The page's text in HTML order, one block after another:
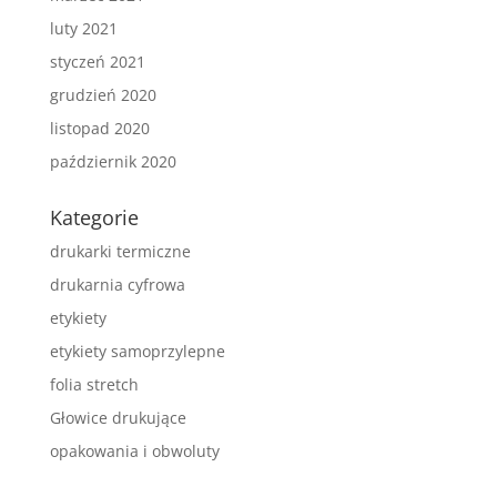
luty 2021
styczeń 2021
grudzień 2020
listopad 2020
październik 2020
Kategorie
drukarki termiczne
drukarnia cyfrowa
etykiety
etykiety samoprzylepne
folia stretch
Głowice drukujące
opakowania i obwoluty